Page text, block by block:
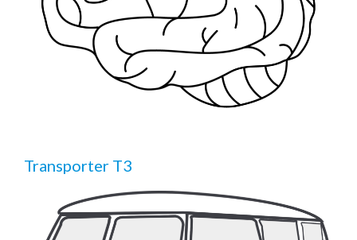
Transporter T3